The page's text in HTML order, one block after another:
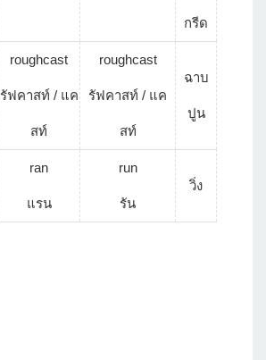
กรีด
roughcast
รัฟคาสท์ / แค
สท์
roughcast
รัฟคาสท์ / แค
สท์
ฉาบ
ปูน
ran
แรน
run
รัน
วิ่ง